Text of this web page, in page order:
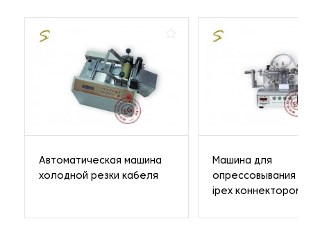
Автоматическая машина
холодной резки кабеля
Машина для
опрессовывания
ipex коннектором